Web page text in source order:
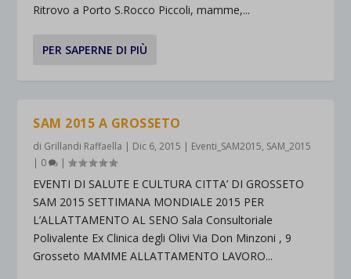
Ritrovo a Porto S.Rocco Piccoli, mamme,...
PER SAPERNE DI PIÙ
SAM 2015 A GROSSETO
di Grillandi Raffaella | Dic 6, 2015 | Eventi_SAM2015, SAM_2015
| 0 |
EVENTI DI SALUTE E CULTURA CITTA’ DI GROSSETO
SAM 2015 SETTIMANA MONDIALE 2015 PER
L’ALLATTAMENTO AL SENO Sala Consultoriale
Polivalente Ex Clinica degli Olivi Via Don Minzoni , 9
Grosseto MAMME ALLATTAMENTO LAVORO...